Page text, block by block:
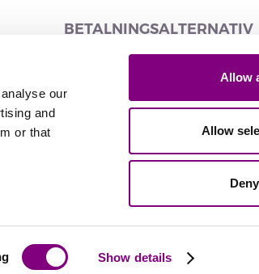
our
and
or that
Show details
Allow
Allow
Deny
BETALNINGSALTERNATIV
LEVERANSALTERNATIV
Levererad av